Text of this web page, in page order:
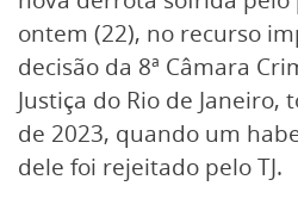
ontem (22), no recurso
decisão da 8ª Câmara
Justiça do Rio de Janeiro,
de 2023, quando um
dele foi rejeitado pelo TJ.